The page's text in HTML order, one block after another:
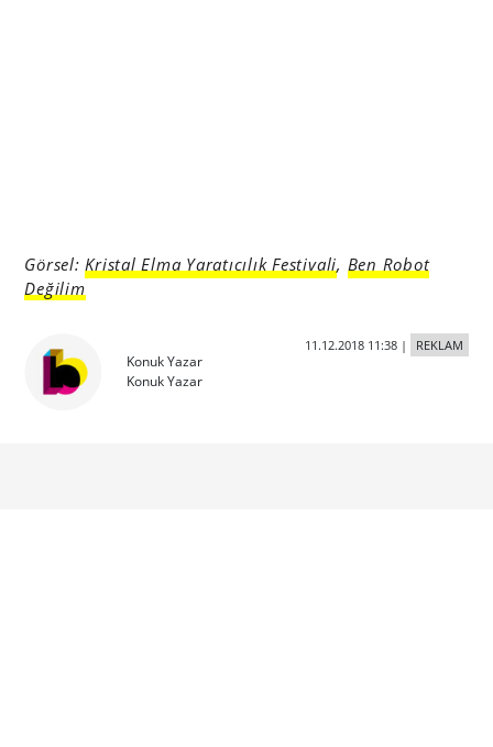
Görsel:Kristal Elma Yaratıcılık Festivali, Ben Robot
Değilim
Konuk Yazar
Konuk Yazar
11.12.2018 11:38| REKLAM